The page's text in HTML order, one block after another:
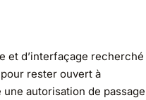
et d’interfaçage recherché
rester ouvert à
autorisation de passage